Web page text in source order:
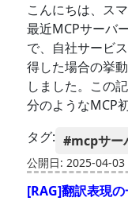
こんにちは、ス
最近MCPサーバ
で、自社サービ
得した場合の挙
しました。この
分のようなMCP
タグ: #mcpサー
公開日: 2025-04-
[RAG]翻訳表現